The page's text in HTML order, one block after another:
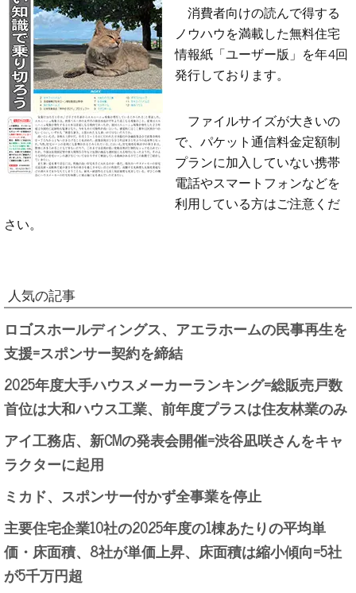
消費者向けの読んで得する
ノウハウを満載した無料住宅
情報紙「ユーザー版」を年4回
発行しております。
ファイルサイズが大きいの
で、パケット通信料金定額制
プランに加入していない携帯
電話やスマートフォンなどを
利用している方はご注意くだ
さい。
人気の記事
ロゴスホールディングス、アエラホームの民事再生を
支援=スポンサー契約を締結
2025年度大手ハウスメーカーランキング=総販売戸数
首位は大和ハウス工業、前年度プラスは住友林業のみ
アイ工務店、新CMの発表会開催=渋谷凪咲さんをキャ
ラクターに起用
ミカド、スポンサー付かず全事業を停止
主要住宅企業10社の2025年度の1棟あたりの平均単
価・床面積、8社が単価上昇、床面積は縮小傾向=5社
が5千万円超